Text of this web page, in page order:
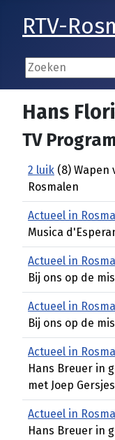
RTV-
Hans
TV
2 luik (8) Wapen
Rosmalen
Actueel in
Musica
Actueel in
Bij ons op de
Actueel in
Bij ons op de
Actueel in
Hans Breuer in
met Joep
Actueel in
Hans Breuer in